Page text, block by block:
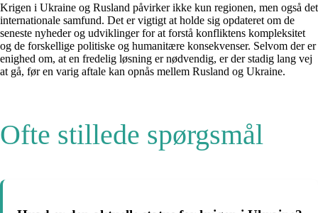
Krigen i Ukraine og Rusland påvirker ikke kun regionen, men også det
internationale samfund. Det er vigtigt at holde sig opdateret om de
seneste nyheder og udviklinger for at forstå konfliktens kompleksitet
og de forskellige politiske og humanitære konsekvenser. Selvom der er
enighed om, at en fredelig løsning er nødvendig, er der stadig lang vej
at gå, før en varig aftale kan opnås mellem Rusland og Ukraine.
Ofte stillede spørgsmål